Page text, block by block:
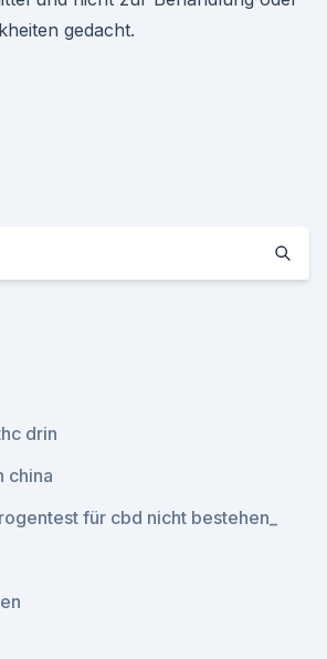
gedacht.
drin
china
für cbd nicht bestehen_